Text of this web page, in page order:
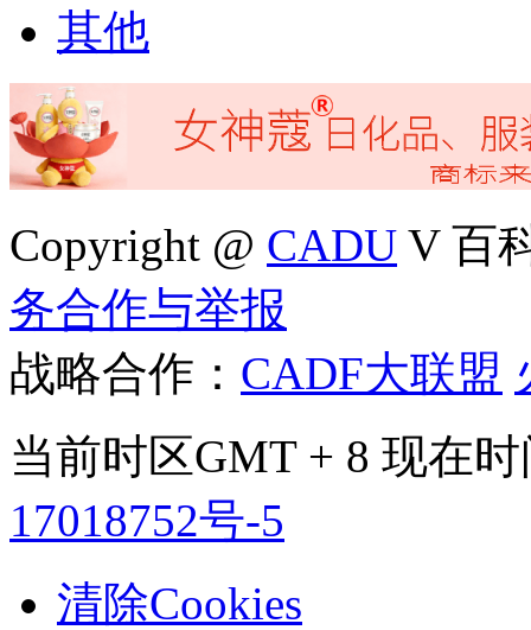
其他
Copyright @ CADU V 百
务合作与举报
战略合作： CADF大联盟
当前时区GMT + 8 现在
17018752号-5
清除Cookies